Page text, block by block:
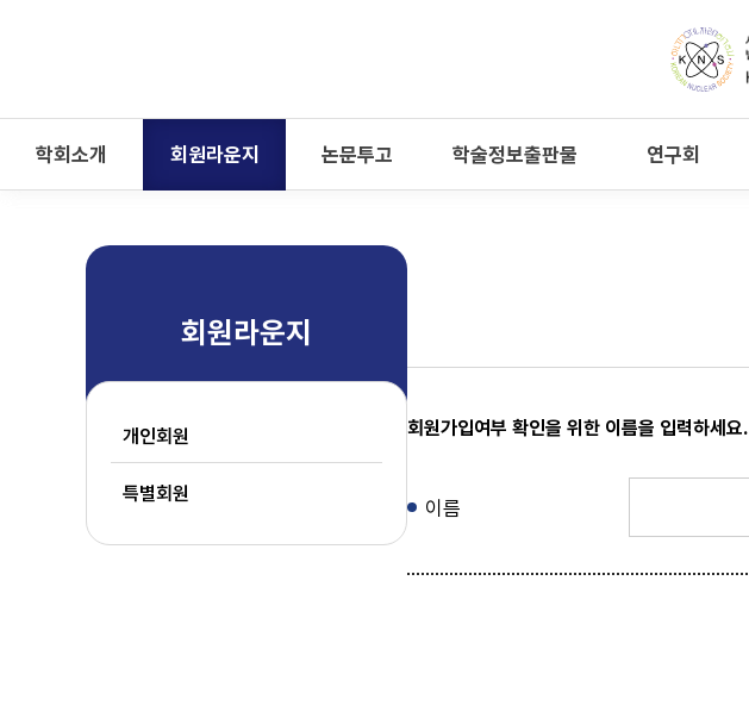
학회소개 회원라운지 논문투고 학술정보출판물 연구회
회원라운지
개인회원
특별회원
회원가입여부 확인을 위한 이름을 입력하세요.
이름